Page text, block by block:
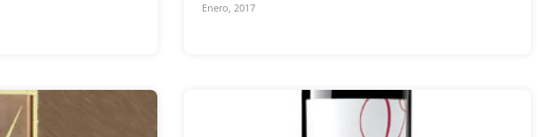
Enero, 2017